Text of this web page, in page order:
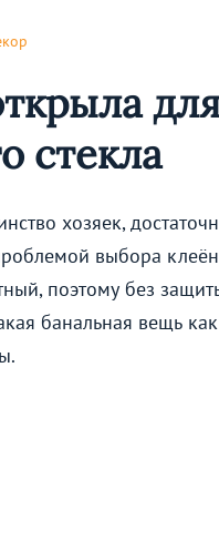
стекла
хозяек,
выбора
поэтому без
банальная вещь